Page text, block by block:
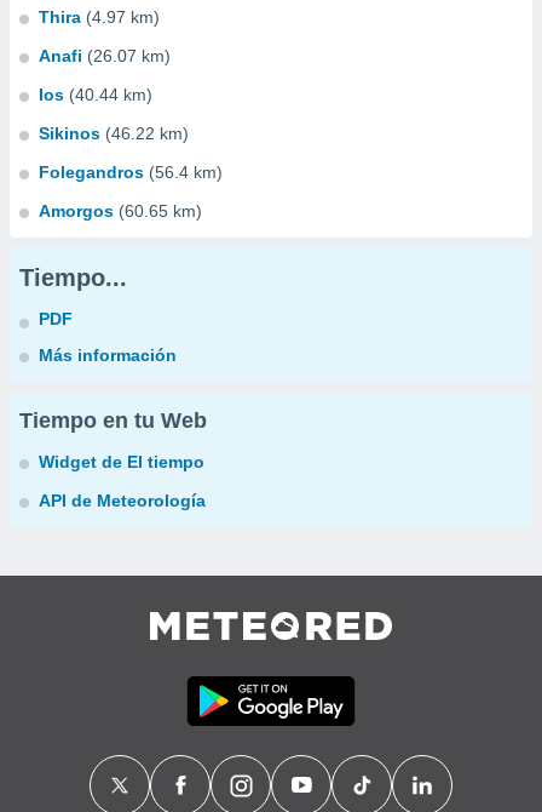
Thira (4.97 km)
Anafi (26.07 km)
Ios (40.44 km)
Sikinos (46.22 km)
Folegandros (56.4 km)
Amorgos (60.65 km)
Tiempo...
PDF
Más información
Tiempo en tu Web
Widget de El tiempo
API de Meteorología